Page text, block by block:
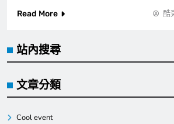
Read More
酷
站內搜尋
文章分類
Cool event